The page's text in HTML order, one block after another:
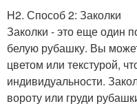
H2. Способ 2: Заколки
Заколки - это еще один
белую рубашку. Вы
цветом или текстурой,
индивидуальности.
вороту или груди